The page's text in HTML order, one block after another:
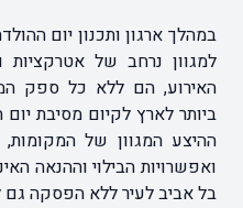
במהלך ארגון ותכנון יום
למגוון נרחב של
האירוע, הם ללא כל ספק
ביותר לארץ לקיום מסיבת
ההיצע המגוון של
ואפשרויות הבילוי וההנאה
בל אביב לעיר ללא הפסקה גם